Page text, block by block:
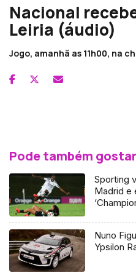
Nacional
Leiria (áudio)
Jogo, amanhã as 11h00, na
Pode também gostar
Sporting
Madrid e
Nuno
Ypsilon